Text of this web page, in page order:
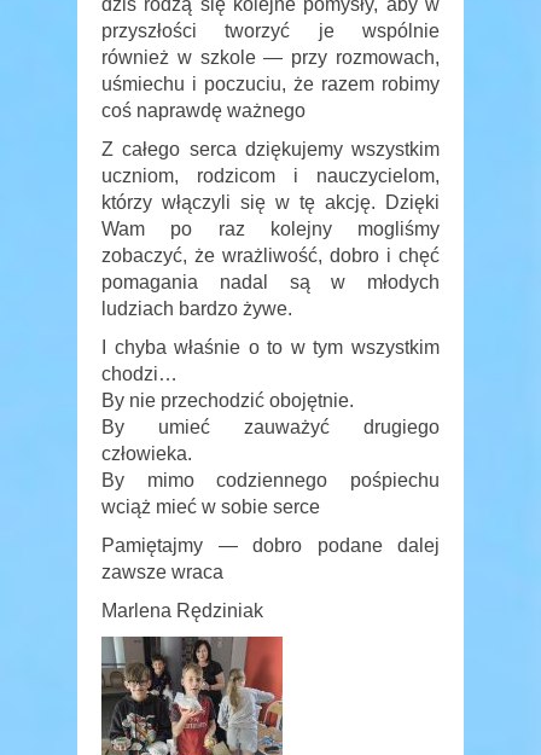
przyszłości tworzyć je wspólnie
również w szkole — przy rozmowach,
uśmiechu i poczuciu, że razem robimy
coś naprawdę ważnego
Z całego serca dziękujemy wszystkim
uczniom, rodzicom i nauczycielom,
którzy włączyli się w tę akcję. Dzięki
Wam po raz kolejny mogliśmy
zobaczyć, że wrażliwość, dobro i chęć
pomagania nadal są w młodych
ludziach bardzo żywe.
I chyba właśnie o to w tym wszystkim
chodzi…
By nie przechodzić obojętnie.
By umieć zauważyć drugiego
człowieka.
By mimo codziennego pośpiechu
wciąż mieć w sobie serce
Pamiętajmy — dobro podane dalej
zawsze wraca
Marlena Rędziniak